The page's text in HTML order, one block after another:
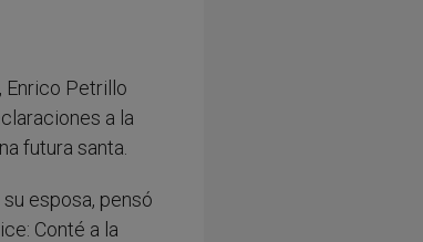
Enrico Petrillo
a la
futura santa.
esposa, pensó
Conté a la